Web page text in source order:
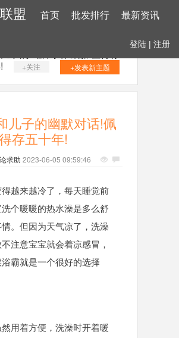
盟 首页 批发排行 最新资讯
登陆 | 注册
+关注 +发表新主题
儿子的幽默对话!佩
存五十年!
求助 2023-06-05 09:59:46
越来越冷了，每天睡觉前
个暖暖的热水澡是多么舒
。 但因为天气凉了，洗澡
注意宝宝就会着凉感冒，
霸就是一个很好的选择
用着方便， 洗澡时开着暖